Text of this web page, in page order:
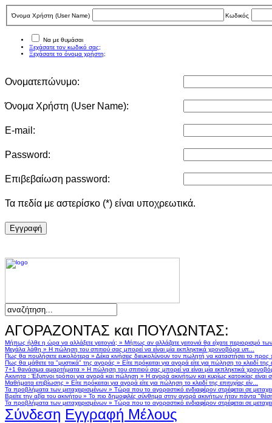
Όνομα Χρήστη (User Νame) Κωδικός
Να με θυμάσαι
Ξεχάσατε τον κωδικό σας;
Ξεχάσατε το όνομα χρήστη;
Ονοματεπώνυμο:
Όνομα Χρήστη (User Νame):
E-mail:
Password:
Επιβεβαίωση password:
Τα πεδία με αστερίσκο (*) είναι υποχρεωτικά.
Eγγραφή
ΑΓΟΡΑΖΟΝΤΑΣ και ΠΟΥΛΩΝΤΑΣ:
Μήπως ήλθε η ώρα να αλλάξετε γειτονιά; » Μήπως αν αλλάζατε γειτονιά θα είχατε περιορισμό
Μεγάλα λάθη » Η πώληση του σπιτιού σας μπορεί να είναι μία εκπληκτικά χρονοβόρα υπ...
Πως θα πουλήσετε ευκολότερα » Δέκα κινήσεις διευκολύνουν τον πωλητή να καταστήσει το
Πως θα μάθετε τα "μυστικά" της αγοράς » Είτε πρόκειται για αγορά είτε για πώληση το κλειδί της
7+1 θανάσιμα αμαρτήματα » Η πώληση του σπιτιού σας μπορεί να είναι μία εκπληκτικά
Ακινητα : Έξυπνοι τρόποι για αγορά και πώληση » Η αγορά ακινήτων και κυρίως κατοικίας
Μαθήματα επιβίωσης » Είτε πρόκειται για αγορά είτε για πώληση το κλειδί της επιτυχίας είν...
Τα προβλήματα των μεταχειρισμένων » Τώρα που το αγοραστικό ενδιαφέρον στρέφεται σε
Βρείτε την αξία του ακινήτου » Το πιο δημοφιλές σύνθημα στην αγορά ακινήτων ήταν πάντα
Τα προβλήματα των μεταχειρισμένων » Τώρα που το αγοραστικό ενδιαφέρον στρέφεται σε
Σύνδεση Εγγραφή Μέλους